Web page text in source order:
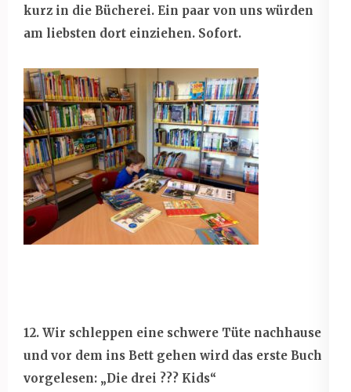
kurz in die Bücherei. Ein paar von uns würden
am liebsten dort einziehen. Sofort.
12. Wir schleppen eine schwere Tüte nachhause
und vor dem ins Bett gehen wird das erste Buch
vorgelesen: „Die drei ??? Kids“